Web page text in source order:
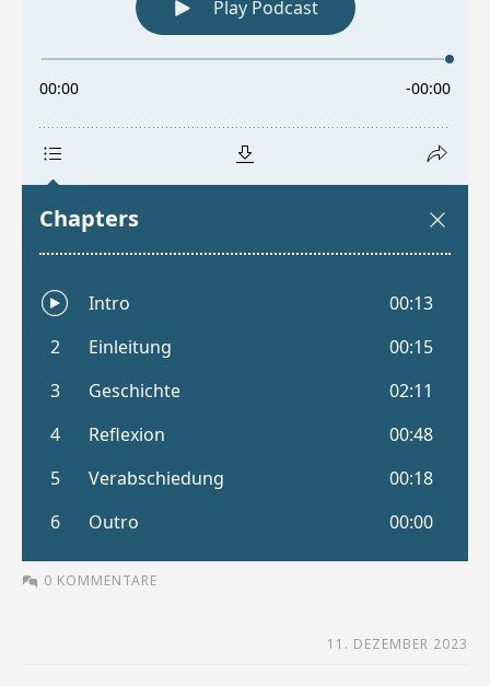
0 KOMMENTARE
11. DEZEMBER 2023